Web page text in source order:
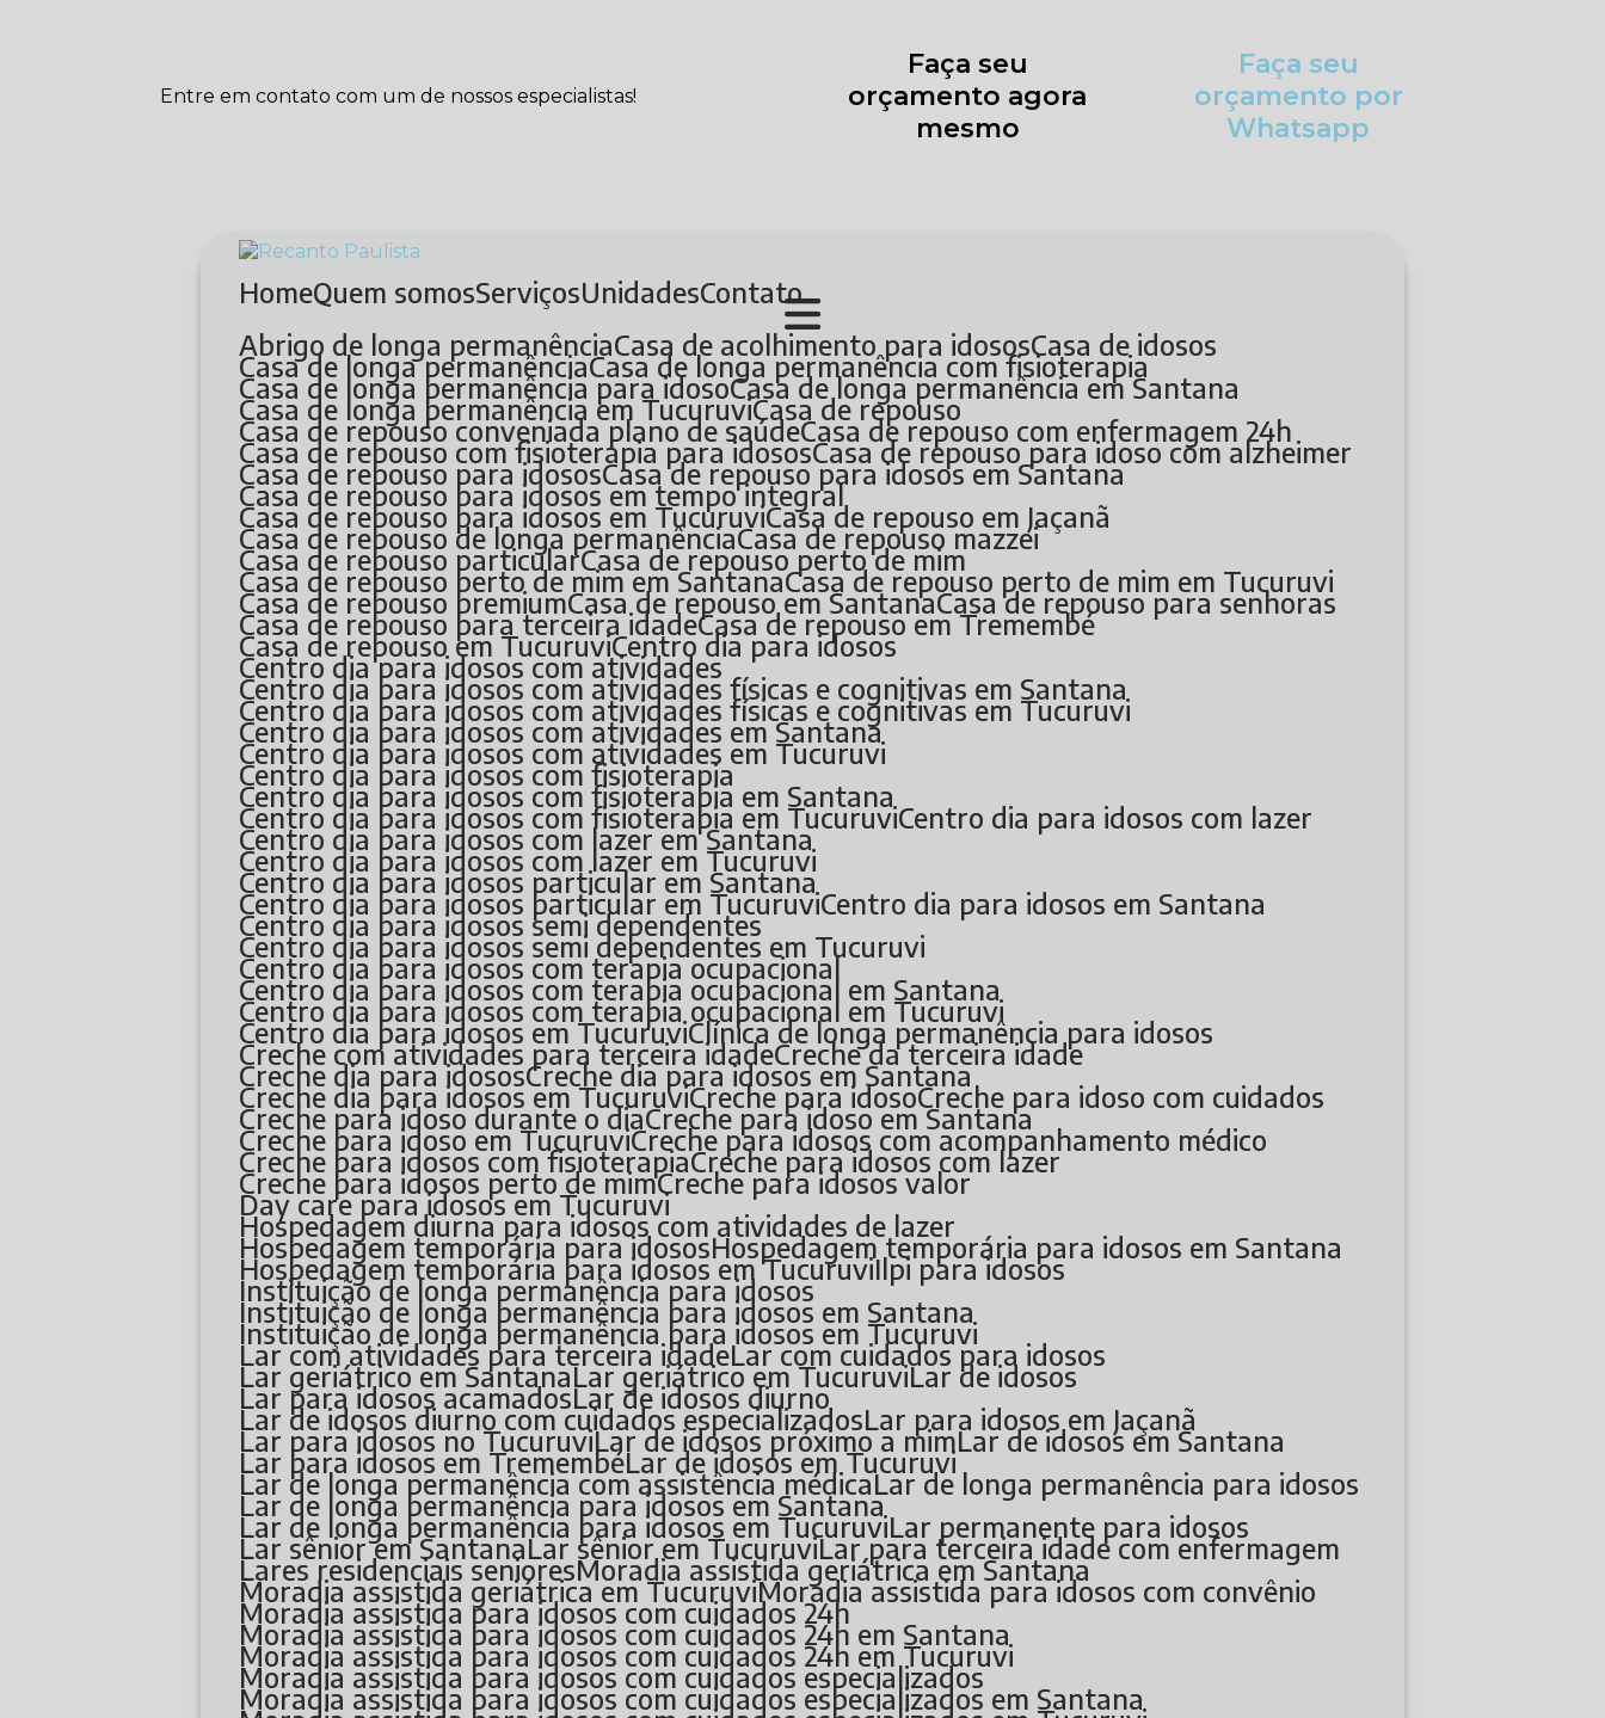
Entre em contato com um de nossos especialistas!
Faça seu
orçamento agora
mesmo
Faça seu
orçamento por
Whatsapp
Home Quem somos Serviços Unidades Contato
Abrigo de longa permanência Casa de acolhimento para idosos Casa de idosos
Casa de longa permanência Casa de longa permanência com fisioterapia
Casa de longa permanência para idoso Casa de longa permanência em Santana
Casa de longa permanência em Tucuruvi Casa de repouso
Casa de repouso conveniada plano de saúde Casa de repouso com enfermagem 24h
Casa de repouso com fisioterapia para idosos Casa de repouso para idoso com alzheimer
Casa de repouso para idosos Casa de repouso para idosos em Santana
Casa de repouso para idosos em tempo integral
Casa de repouso para idosos em Tucuruvi Casa de repouso em Jaçanã
Casa de repouso de longa permanência Casa de repouso mazzei
Casa de repouso particular Casa de repouso perto de mim
Casa de repouso perto de mim em Santana Casa de repouso perto de mim em Tucuruvi
Casa de repouso premium Casa de repouso em Santana Casa de repouso para senhoras
Casa de repouso para terceira idade Casa de repouso em Tremembé
Casa de repouso em Tucuruvi Centro dia para idosos
Centro dia para idosos com atividades
Centro dia para idosos com atividades físicas e cognitivas em Santana
Centro dia para idosos com atividades físicas e cognitivas em Tucuruvi
Centro dia para idosos com atividades em Santana
Centro dia para idosos com atividades em Tucuruvi
Centro dia para idosos com fisioterapia
Centro dia para idosos com fisioterapia em Santana
Centro dia para idosos com fisioterapia em Tucuruvi Centro dia para idosos com lazer
Centro dia para idosos com lazer em Santana
Centro dia para idosos com lazer em Tucuruvi
Centro dia para idosos particular em Santana
Centro dia para idosos particular em Tucuruvi Centro dia para idosos em Santana
Centro dia para idosos semi dependentes
Centro dia para idosos semi dependentes em Tucuruvi
Centro dia para idosos com terapia ocupacional
Centro dia para idosos com terapia ocupacional em Santana
Centro dia para idosos com terapia ocupacional em Tucuruvi
Centro dia para idosos em Tucuruvi Clínica de longa permanência para idosos
Creche com atividades para terceira idade Creche da terceira idade
Creche dia para idosos Creche dia para idosos em Santana
Creche dia para idosos em Tucuruvi Creche para idoso Creche para idoso com cuidados
Creche para idoso durante o dia Creche para idoso em Santana
Creche para idoso em Tucuruvi Creche para idosos com acompanhamento médico
Creche para idosos com fisioterapia Creche para idosos com lazer
Creche para idosos perto de mim Creche para idosos valor
Day care para idosos em Tucuruvi
Hospedagem diurna para idosos com atividades de lazer
Hospedagem temporária para idosos Hospedagem temporária para idosos em Santana
Hospedagem temporária para idosos em Tucuruvi Ilpi para idosos
Instituição de longa permanência para idosos
Instituição de longa permanência para idosos em Santana
Instituição de longa permanência para idosos em Tucuruvi
Lar com atividades para terceira idade Lar com cuidados para idosos
Lar geriátrico em Santana Lar geriátrico em Tucuruvi Lar de idosos
Lar para idosos acamados Lar de idosos diurno
Lar de idosos diurno com cuidados especializados Lar para idosos em Jaçanã
Lar para idosos no Tucuruvi Lar de idosos próximo a mim Lar de idosos em Santana
Lar para idosos em Tremembé Lar de idosos em Tucuruvi
Lar de longa permanência com assistência médica Lar de longa permanência para idosos
Lar de longa permanência para idosos em Santana
Lar de longa permanência para idosos em Tucuruvi Lar permanente para idosos
Lar sênior em Santana Lar sênior em Tucuruvi Lar para terceira idade com enfermagem
Lares residenciais seniores Moradia assistida geriátrica em Santana
Moradia assistida geriátrica em Tucuruvi Moradia assistida para idosos com convênio
Moradia assistida para idosos com cuidados 24h
Moradia assistida para idosos com cuidados 24h em Santana
Moradia assistida para idosos com cuidados 24h em Tucuruvi
Moradia assistida para idosos com cuidados especializados
Moradia assistida para idosos com cuidados especializados em Santana